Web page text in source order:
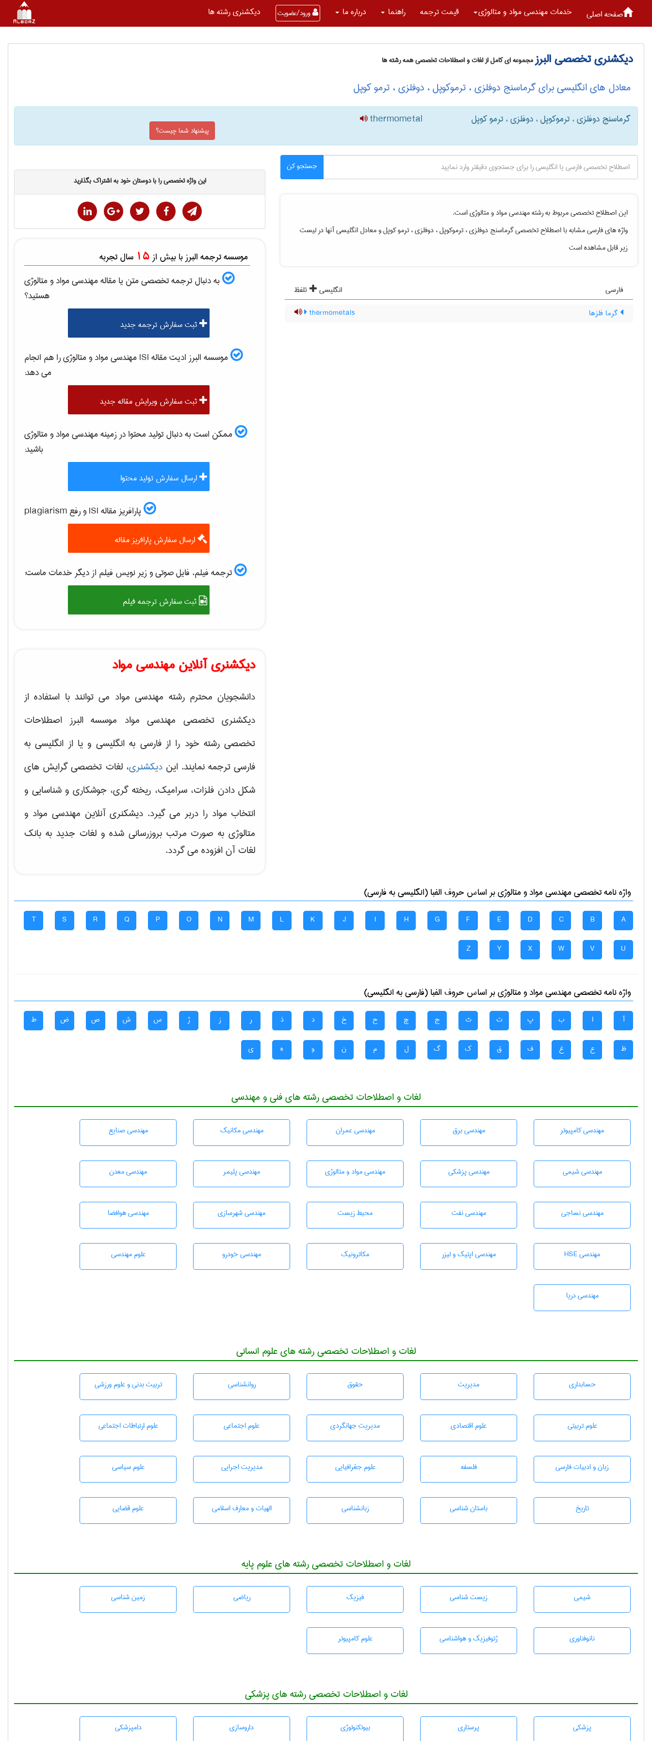
صفحه اصلی خدمات مهندسی مواد و متالوژی قیمت ترجمه راهنما درباره ما ورود/عضویت دیکشنری رشته ها
دیکشنری تخصصی البرزمجموعه ای کامل از لغات و اصطلاحات تخصصی همه رشته ها
معادل های انگلیسی برای گرماسنج دوفلزی ، ترموکوپل ، دوفلزی ، ترمو کوپل
گرماسنج دوفلزی ، ترموکوپل ، دوفلزی ، ترمو کوپل thermometal
پیشنهاد شما چیست؟
جستجو کن
این اصطلاح تخصصی مربوط به رشتهمهندسی مواد و متالوژیاست.
واژه های فارسی مشابه با اصطلاح تخصصیگرماسنج دوفلزی ، ترموکوپل ، دوفلزی ، ترمو کوپلو معادل انگلیسی آنها در لیست
زیر قابل مشاهده است
فارسی انگلیسی
تلفظ
گرما فلزها
thermometals
این واژه تخصصی را با دوستان خود به اشتراک بگذارید
موسسه ترجمه البرز با بیش از 15 سال تجربه
به دنبال ترجمه تخصصی متن یا مقالهمهندسی مواد و متالوژی
هستید؟
ثبت سفارش ترجمه جدید
موسسه البرز ادیت مقاله ISI مهندسی مواد و متالوژیرا هم انجام
می دهد:
ثبت سفارش ویرایش مقاله جدید
ممکن است به دنبال تولید محتوا در زمینهمهندسی مواد و متالوژی
باشید:
ارسال سفارش تولید محتوا
پارافریز مقاله ISI و رفع plagiarism
ارسال سفارش پارافریز مقاله
ترجمه فیلم، فایل صوتی و زیر نویس فیلم از دیگر خدمات ماست:
ثبت سفارش ترجمه فیلم
دیکشنری آنلاین مهندسی مواد
دانشجویان محترم رشته مهندسی مواد می توانند با استفاده از
دیکشنری تخصصی مهندسی مواد موسسه البرز اصطلاحات
تخصصی رشته خود را از فارسی به انگلیسی و یا از انگلیسی به
فارسی ترجمه نمایند. ایندیکشنری، لغات تخصصی گرایش های
شکل دادن فلزات، سرامیک، ریخته گری، جوشکاری و شناسایی و
انتخاب مواد را دربر می گیرد. دیشکنری آنلاین مهندسی مواد و
متالوژی به صورت مرتب بروزرسانی شده و لغات جدید به بانک
لغات آن افزوده می گردد.
واژه نامه تخصصیمهندسی مواد و متالوژیبر اساس حروف الفبا (انگلیسی به فارسی)
A
B
C
D
E
F
G
H
I
J
K
L
M
N
O
P
Q
R
S
T
U
V
W
X
Y
Z
واژه نامه تخصصیمهندسی مواد و متالوژیبر اساس حروف الفبا (فارسی به انگلیسی)
آ ا ب پ ت ث ج چ ح خ د ذ ر ز ژ س ش ص ض ط
ظ ع غ ف ق ک گ ل م ن و ه ی
لغات و اصطلاحات تخصصی رشته های فنی و مهندسی
مهندسی كامپيوتر مهندسی برق مهندسی عمران مهندسی مکانیک مهندسی صنايع
مهندسي شيمی مهندسی پزشکی مهندسی مواد و متالوژی مهندسی پليمر مهندسی معدن
مهندسي نساجی مهندسی نفت محيط زيست مهندسی شهرسازی مهندسی هوافضا
مهندسی HSE مهندسی اپتیک و لیزر مکاترونیک مهندسی خودرو علوم مهندسی
مهندسی دریا
لغات و اصطلاحات تخصصی رشته های علوم انسانی
حسابداری مديريت حقوق روانشناسی تربيت بدنی و علوم ورزشی
علوم تربيتی علوم اقتصادی مديريت جهانگردی علوم اجتماعی علوم ارتباطات اجتماعی
زبان و ادبيات فارسی فلسفه علوم جغرافيايی مديريت اجرايی علوم سياسی
تاريخ باستان شناسی زبانشناسی الهیات و معارف اسلامی علوم قضایی
لغات و اصطلاحات تخصصی رشته های علوم پایه
شيمی زيست شناسی فیزیک رياضی زمين شناسی
نانوفناوری ژئوفيزيك و هواشناسی علوم کامپیوتر
لغات و اصطلاحات تخصصی رشته های پزشکی
پزشكی پرستاری بيوتكنولوژی داروسازی دامپزشكی